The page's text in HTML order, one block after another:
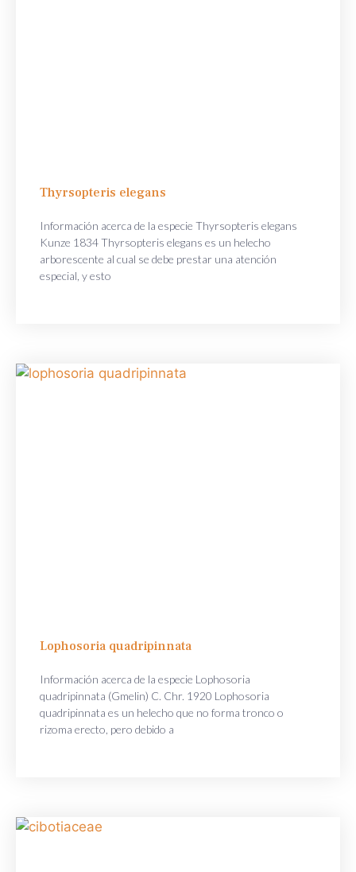
Thyrsopteris elegans
Información acerca de la especie Thyrsopteris elegans
Kunze 1834 Thyrsopteris elegans es un helecho
arborescente al cual se debe prestar una atención
especial, y esto
Lophosoria quadripinnata
Información acerca de la especie Lophosoria
quadripinnata (Gmelin) C. Chr. 1920 Lophosoria
quadripinnata es un helecho que no forma tronco o
rizoma erecto, pero debido a